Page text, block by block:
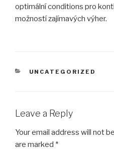
optimální conditions pro
možností zajímavých výher.
CATEGORIES
UNCATEGORIZED
Leave a Reply
Your email address will not
are marked *